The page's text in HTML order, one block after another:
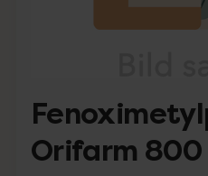
Orifarm 800